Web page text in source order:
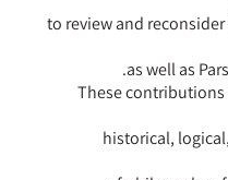
to review and
as well as
These contributions
historical,